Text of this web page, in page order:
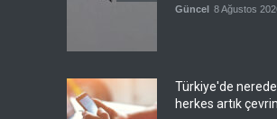
Güncel 8 Ağustos
Türkiye'de
herkes artık